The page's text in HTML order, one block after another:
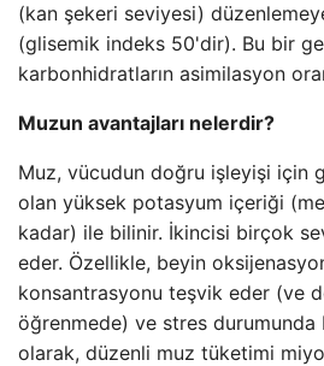
(kan şekeri seviyesi)
(glisemik indeks 50'dir). Bu bir
karbonhidratların asimilasyon
Muzun avantajları nelerdir?
Muz, vücudun doğru işleyişi için
olan yüksek potasyum içeriği
kadar) ile bilinir. İkincisi birçok
eder. Özellikle, beyin
konsantrasyonu teşvik eder (ve
öğrenmede) ve stres durumunda
olarak, düzenli muz tüketimi